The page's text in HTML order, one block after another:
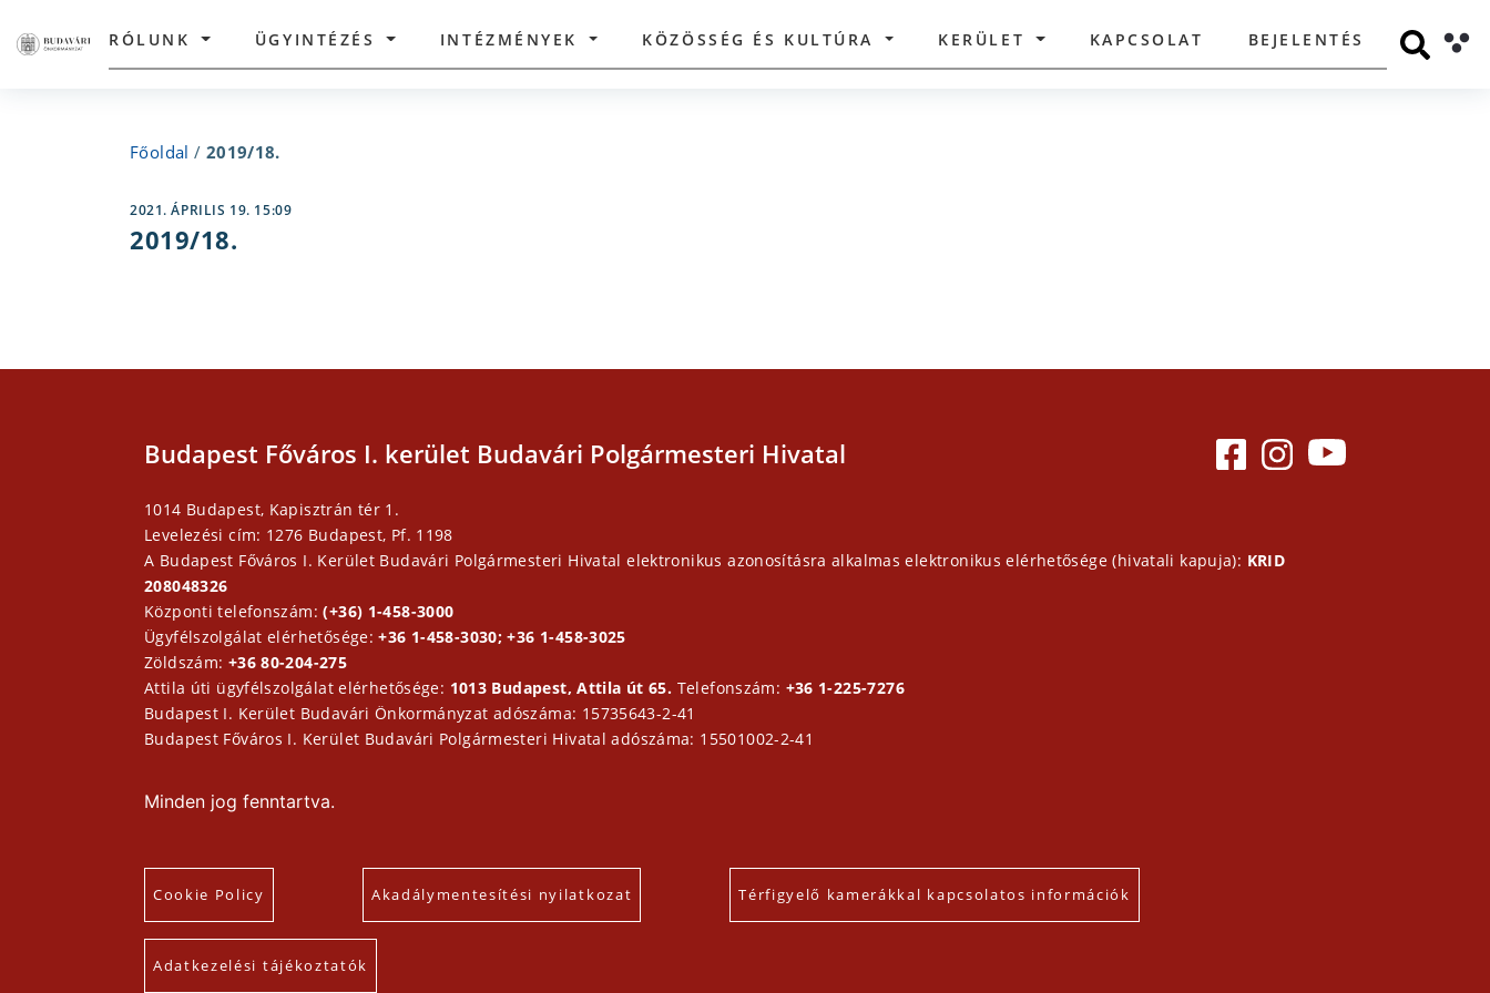
RÓLUNK ÜGYINTÉZÉS INTÉZMÉNYEK KÖZÖSSÉG ÉS KULTÚRA KERÜLET KAPCSOLAT BEJELENTÉS
Főoldal / 2019/18.
2021. ÁPRILIS 19. 15:09
2019/18.
Budapest Főváros I. kerület Budavári Polgármesteri Hivatal
1014 Budapest, Kapisztrán tér 1.
Levelezési cím: 1276 Budapest, Pf. 1198
A Budapest Főváros I. Kerület Budavári Polgármesteri Hivatal elektronikus azonosításra alkalmas elektronikus elérhetősége (hivatali kapuja): KRID
208048326
Központi telefonszám:(+36) 1-458-3000
Ügyfélszolgálat elérhetősége:+36 1-458-3030; +36 1-458-3025
Zöldszám: +36 80-204-275
Attila úti ügyfélszolgálat elérhetősége: 1013 Budapest, Attila út 65. Telefonszám: +36 1-225-7276
Budapest I. Kerület Budavári Önkormányzat adószáma: 15735643-2-41
Budapest Főváros I. Kerület Budavári Polgármesteri Hivatal adószáma: 15501002-2-41
Minden jog fenntartva.
Cookie Policy Akadálymentesítési nyilatkozat Térfigyelő kamerákkal kapcsolatos információk
Adatkezelési tájékoztatók